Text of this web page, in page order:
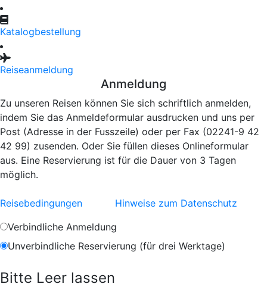
Katalogbestellung
Reiseanmeldung
Anmeldung
Zu unseren Reisen können Sie sich schriftlich anmelden,
indem Sie das Anmeldeformular ausdrucken und uns per
Post (Adresse in der Fusszeile) oder per Fax (02241-9 42
42 99) zusenden. Oder Sie füllen dieses Onlineformular
aus. Eine Reservierung ist für die Dauer von 3 Tagen
möglich.
Reisebedingungen
Hinweise zum Datenschutz
Verbindliche Anmeldung
Unverbindliche Reservierung (für drei Werktage)
Bitte Leer lassen